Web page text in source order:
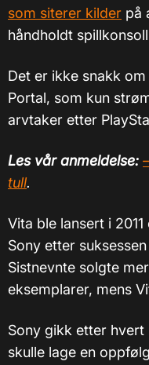
som siterer kilder på
håndholdt
Det er ikke snakk
Portal, som kun
arvtaker etter
Les vår anmeldelse:
tull.
Vita ble lansert i
Sony etter
Sistnevnte solgte
eksemplarer, mens
Sony gikk etter
skulle lage en